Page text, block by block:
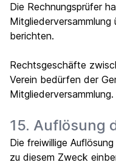
Die Rechnungsprüfer
berichten.
Rechtsgeschäfte
Verein bedürfen der
Mitgliederversammlung.
15. Auflösung
Die freiwillige
zu diesem Zweck